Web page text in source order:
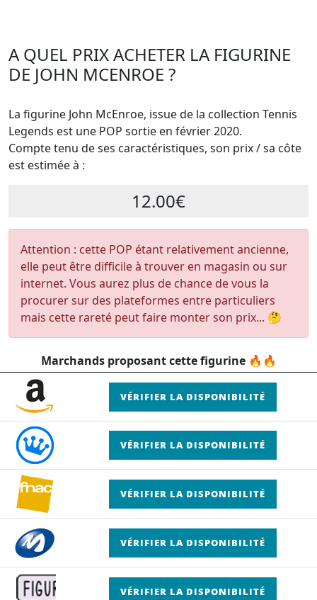
A QUEL PRIX ACHETER LA FIGURINE
DE JOHN MCENROE ?
La figurine John McEnroe, issue de la collection Tennis
Legends est une POP sortie en février 2020.
Compte tenu de ses caractéristiques, son prix / sa côte
est estimée à :
12.00€
Attention : cette POP étant relativement ancienne,
elle peut être difficile à trouver en magasin ou sur
internet. Vous aurez plus de chance de vous la
procurer sur des plateformes entre particuliers
mais cette rareté peut faire monter son prix... 🤔
Marchands proposant cette figurine 🔥🔥
VÉRIFIER LA DISPONIBILITÉ
VÉRIFIER LA DISPONIBILITÉ
VÉRIFIER LA DISPONIBILITÉ
VÉRIFIER LA DISPONIBILITÉ
VÉRIFIER LA DISPONIBILITÉ